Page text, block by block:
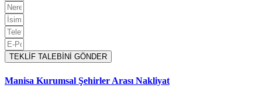
TEKLİF TALEBİNİ GÖNDER
Manisa Kurumsal Şehirler Arası Nakliyat